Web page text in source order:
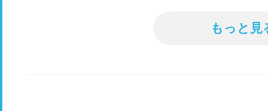
もっと見